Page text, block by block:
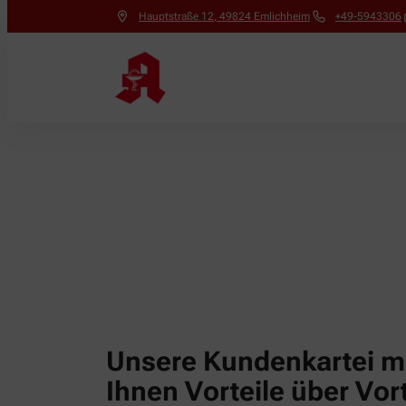
Hauptstraße 12 49824 Emlichheim +49-5943306
Unsere Kundenkartei
Ihnen Vorteile über